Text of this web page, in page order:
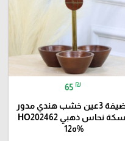
65 ₪
مضيفة 3عين خشب هندي مدور
مسكة نحاس ذهبي HO202462
%ه12